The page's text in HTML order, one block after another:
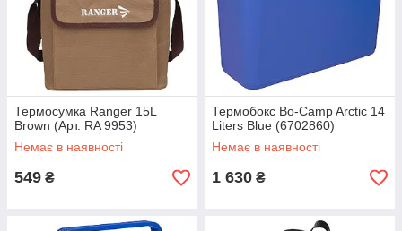
Термосумка Ranger 15L
Brown (Арт. RA 9953)
Немає в наявності
549 ₴
Термобокс Bo-Camp Arctic 14
Liters Blue (6702860)
Немає в наявності
1 630 ₴